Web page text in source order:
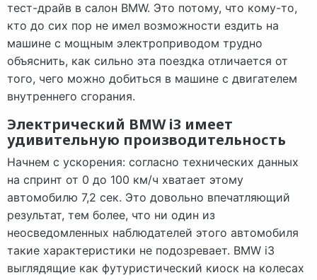
тест-драйв в салон BMW. Это потому, что кому-то,
кто до сих пор не имел возможности ездить на
машине с мощным электроприводом трудно
объяснить, как сильно эта поездка отличается от
того, чего можно добиться в машине с двигателем
внутреннего сгорания.
Электрический BMW i3 имеет
удивительную производительность
Начнем с ускорения: согласно технических данных
на спринт от 0 до 100 км/ч хватает этому
автомобилю 7,2 сек. Это довольно впечатляющий
результат, тем более, что ни один из
неосведомленных наблюдателей этого автомобиля
такие характеристики не подозревает. BMW i3
выглядящие как футуристический киоск на колесах